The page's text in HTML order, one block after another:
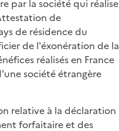
par la société qui réalise
de
de résidence du
de l'éxonération de la
réalisés en France
société étrangère
relative à la déclaration
forfaitaire et des